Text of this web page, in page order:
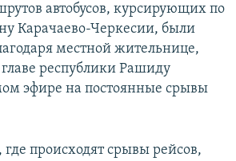
автобусов, курсирующих по
Карачаево-Черкесии, были
местной жительнице,
республики Рашиду
эфире на постоянные срывы
происходят срывы рейсов,